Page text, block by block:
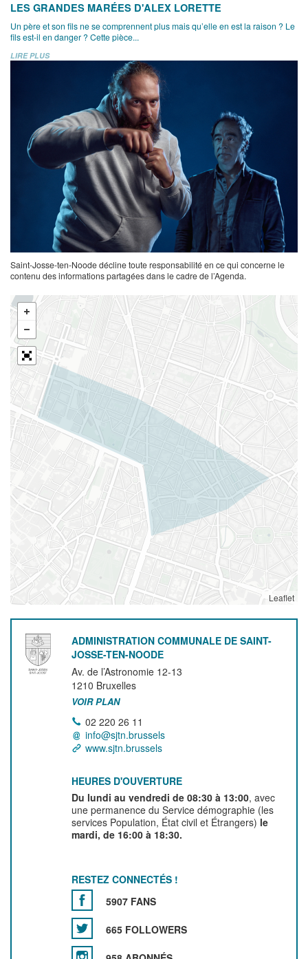
LES GRANDES MARÉES D'ALEX LORETTE
Un père et son fils ne se comprennent plus mais qu’elle en est la raison ? Le
fils est-il en danger ? Cette pièce...
LIRE PLUS
Saint-Josse-ten-Noode décline toute responsabilité en ce qui concerne le
contenu des informations partagées dans le cadre de l’Agenda.
Leaflet
ADMINISTRATION COMMUNALE DE SAINT-
JOSSE-TEN-NOODE
Av. de l’Astronomie 12-13
1210 Bruxelles
VOIR PLAN
02 220 26 11
info@sjtn.brussels
www.sjtn.brussels
HEURES D'OUVERTURE
Du lundi au vendredi de 08:30 à 13:00, avec
une permanence du Service démographie (les
services Population, État civil et Étrangers) le
mardi, de 16:00 à 18:30.
RESTEZ CONNECTÉS !
5907 FANS
665 FOLLOWERS